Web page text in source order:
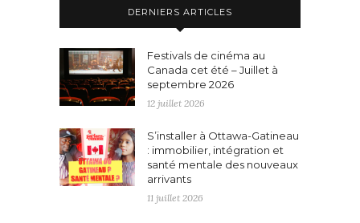
DERNIERS ARTICLES
Festivals de cinéma au
Canada cet été – Juillet à
septembre 2026
12 juillet 2026
S’installer à Ottawa-Gatineau
: immobilier, intégration et
santé mentale des nouveaux
arrivants
11 juillet 2026